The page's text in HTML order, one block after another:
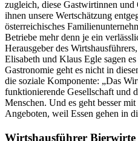
zugleich, diese Gastwirtinnen
ihnen unsere Wertschätzung
österreichisches
Betriebe mehr denn je ein
Herausgeber des
Elisabeth und Klaus Egle sagen
Gastronomie geht es nicht in
die soziale Komponente: „Das
funktionierende Gesellschaft und
Menschen. Und es geht besser
Angeboten, weil Essen gehen in
Wirtshausführer Bierwirte